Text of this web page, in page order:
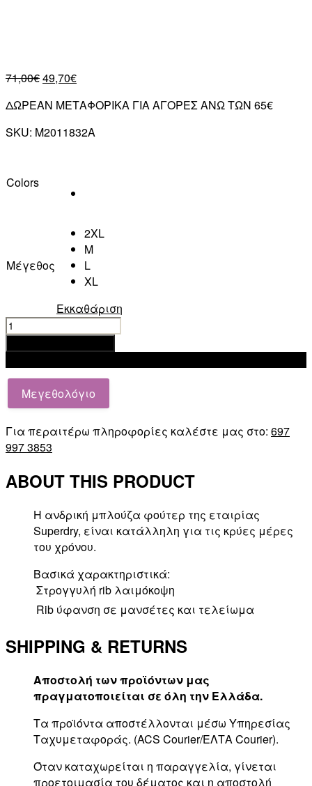
71,00€49,70€
ΔΩΡΕΑΝ ΜΕΤΑΦΟΡΙΚΑ ΓΙΑ ΑΓΟΡΕΣ ΑΝΩ ΤΩΝ 65€
SKU: M2011832A
Colors
Μέγεθος
2XL
M
L
XL
Εκκαθάριση
SUPERDRY
ADLTS
VINTAGE
CORP
LOGO
MARL
ποσότητα
Μεγεθολόγιο
Για περαιτέρω πληροφορίες καλέστε μας στο: 697
997 3853
ABOUT THIS PRODUCT
Η ανδρική μπλούζα φούτερ της εταιρίας
Superdry, είναι κατάλληλη για τις κρύες μέρες
του χρόνου.
Βασικά χαρακτηριστικά:
 Στρογγυλή rib λαιμόκοψη
 Rib ύφανση σε μανσέτες και τελείωμα
SHIPPING & RETURNS
Αποστολή των προϊόντων μας
πραγματοποιείται σε όλη την Ελλάδα.
Τα προϊόντα αποστέλλονται μέσω Υπηρεσίας
Ταχυμεταφοράς. (ACS Courier/ΕΛΤΑ Courier).
Όταν καταχωρείται η παραγγελία, γίνεται
προετοιμασία του δέματος και η αποστολή